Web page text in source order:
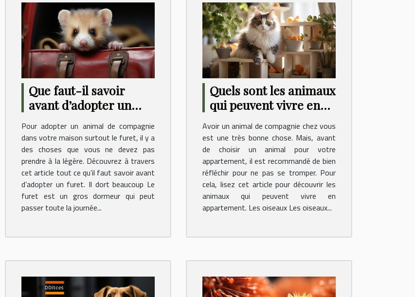
Que faut-il savoir
avant d’adopter un
furet ?
Pour adopter un animal de compagnie
dans votre maison surtout le furet, il y a
des choses que vous ne devez pas
prendre à la légère. Découvrez à travers
cet article tout ce qu’il faut savoir avant
d’adopter un furet. Il dort beaucoup Le
furet est un gros dormeur qui peut
passer toute la journée...
Quels sont les animaux
qui peuvent vivre en
appartement ?
Avoir un animal de compagnie chez vous
est une très bonne chose. Mais, avant
de choisir un animal pour votre
appartement, il est recommandé de bien
réfléchir pour ne pas se tromper. Pour
cela, lisez cet article pour découvrir les
animaux qui peuvent vivre en
appartement. Les oiseaux Les oiseaux...